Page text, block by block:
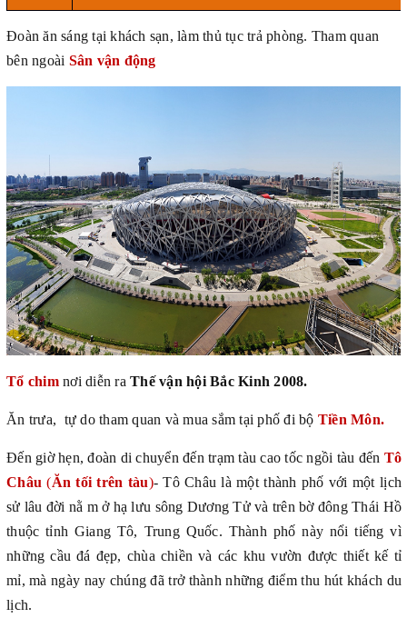
Đoàn ăn sáng tại khách sạn, làm thủ tục trả phòng. Tham quan
bên ngoài Sân vận động
Tổ chimnơi diễn ra Thế vận hội Bắc Kinh 2008.
Ăn trưa, tự do tham quan và mua sắm tại phố đi bộ Tiền Môn.
Đến giờ hẹn, đoàn di chuyển đến trạm tàu cao tốc ngồi tàu đến Tô
Châu (Ăn tối trên tàu)- Tô Châu là một thành phố với một lịch
sử lâu đời nằ m ở hạ lưu sông Dương Tử và trên bờ đông Thái Hồ
thuộc tỉnh Giang Tô, Trung Quốc. Thành phố này nổi tiếng vì
những cầu đá đẹp, chùa chiền và các khu vườn được thiết kế tỉ
mỉ, mà ngày nay chúng đã trở thành những điểm thu hút khách du
lịch.